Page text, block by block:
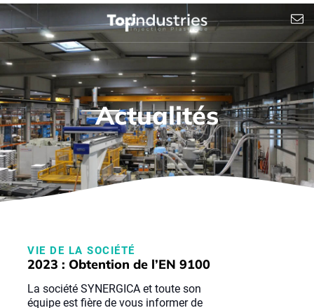
Actualités
VIE DE LA SOCIÉTÉ
2023 : Obtention de l’EN 9100
La société SYNERGICA et toute son
équipe est fière de vous informer de